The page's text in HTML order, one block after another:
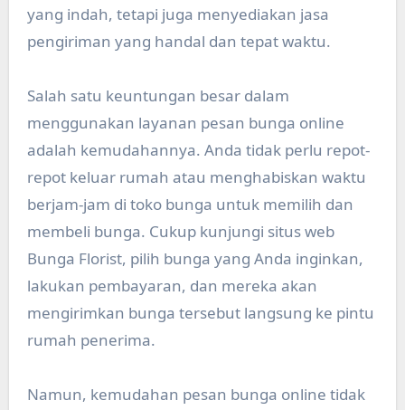
yang indah, tetapi juga menyediakan jasa
pengiriman yang handal dan tepat waktu.
Salah satu keuntungan besar dalam
menggunakan layanan pesan bunga online
adalah kemudahannya. Anda tidak perlu repot-
repot keluar rumah atau menghabiskan waktu
berjam-jam di toko bunga untuk memilih dan
membeli bunga. Cukup kunjungi situs web
Bunga Florist, pilih bunga yang Anda inginkan,
lakukan pembayaran, dan mereka akan
mengirimkan bunga tersebut langsung ke pintu
rumah penerima.
Namun, kemudahan pesan bunga online tidak